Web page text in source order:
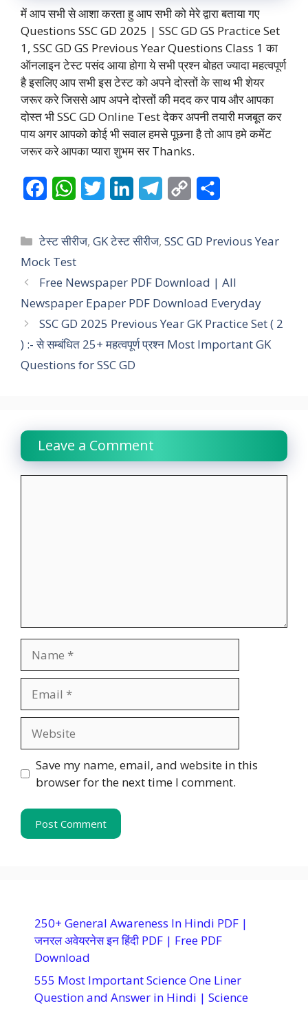
में आप सभी से आशा करता हु आप सभी को मेरे द्वारा बताया गए
Questions SSC GD 2025 | SSC GD GS Practice Set
1, SSC GD GS Previous Year Questions Class 1 का
ऑनलाइन टेस्ट पसंद आया होगा ये सभी प्रश्न बोहत ज्यादा महत्वपूर्ण
है इसलिए आप सभी इस टेस्ट को अपने दोस्तों के साथ भी शेयर
जरूर करे जिससे आप अपने दोस्तों की मदद कर पाय और आपका
दोस्त भी SSC GD Online Test देकर अपनी तयारी मजबूत कर
पाय अगर आपको कोई भी सवाल हमसे पूछना है तो आप हमे कमेंट
जरूर करे आपका प्यारा शुभम सर Thanks.
c
e
b
o
o
k
W
a
t
s
A
p
p
i
t
e
r
n
e
d
I
n
l
g
r
a
m
p
L
i
n
k
e
Categories
टेस्ट सीरीज,GK टेस्ट सीरीज,SSC GD Previous Year
Mock Test
Free Newspaper PDF Download | All
Newspaper Epaper PDF Download Everyday
SSC GD 2025 Previous Year GK Practice Set ( 2
) :- से सम्बंधित 25+ महत्वपूर्ण प्रश्न Most Important GK
Questions for SSC GD
Leave a Comment
Save my name, email, and website in this
browser for the next time I comment.
250+ General Awareness In Hindi PDF |
जनरल अवेयरनेस इन हिंदी PDF | Free PDF
Download
555 Most Important Science One Liner
Question and Answer in Hindi | Science